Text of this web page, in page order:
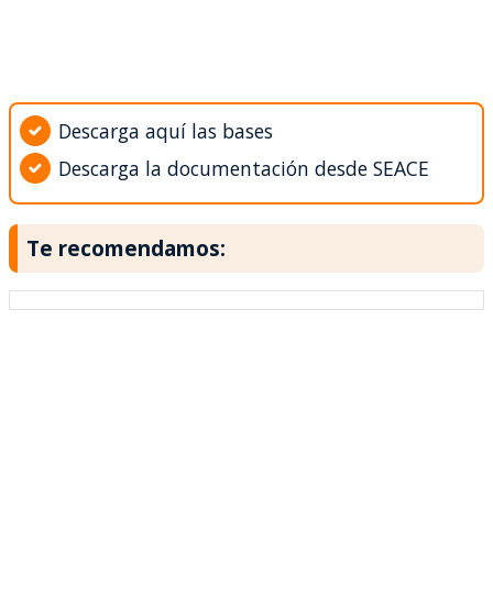
Descarga aquí las bases
Descarga la documentación desde SEACE
Te recomendamos: